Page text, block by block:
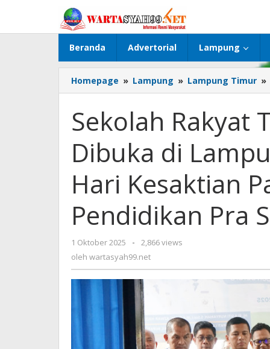
konten
Beranda
Advertorial Lampung
Homepage » Lampung » Lampung Timur »
Sekolah Rakyat
Dibuka di
Hari Kesaktian
Pendidikan Pra
1 Oktober 2025
oleh
wartasyah99.net
-
2,866 views
oleh wartasyah99.net